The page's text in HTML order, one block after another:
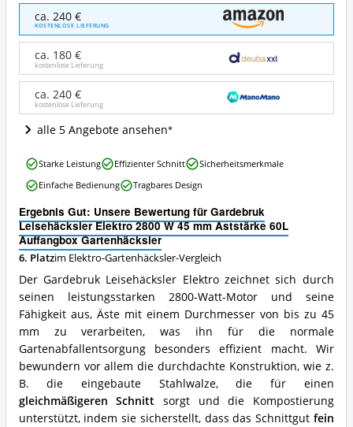
Gardebruk
Leisehäcksler
Elektro
2800
45
mm
Aststärke
60L
Auffangbox
Angebote:
Wo
ist
dieser
Elektro-
Gartenhäcksler
erhältlich?
ca. 240 €
KOSTENLOSE LIEFERUNG
ca. 180 €
kostenlose Lieferung
ca. 240 €
kostenlose Lieferung
alle 5 Angebote ansehen
Ergebnis Gut: Unsere Bewertung für Gardebruk
Leisehäcksler Elektro 2800 W 45 mm Aststärke 60L
Auffangbox Gartenhäcksler
6. Platzim Elektro-Gartenhäcksler-Vergleich
Der Gardebruk Leisehäcksler Elektro zeichnet sich durch
seinen leistungsstarken 2800-Watt-Motor und seine
Fähigkeit aus, Äste mit einem Durchmesser von bis zu 45
mm zu verarbeiten, was ihn für die normale
Gartenabfallentsorgung besonders effizient macht. Wir
bewundern vor allem die durchdachte Konstruktion, wie z.
B. die eingebaute Stahlwalze, die für einen
gleichmäßigeren Schnitt sorgt und die Kompostierung
unterstützt, indem sie sicherstellt, dass das Schnittgut fein
Gardebruk
Leisehäcksler
Elektro
W
45
mm
Aststärke
60L
Auffangbox
Gartenhäcksler
Vorteile:
Was
spricht
für
diesen
Elektro-
Gartenhäcksler?
Starke Leistung Effizienter Schnitt
Sicherheitsmerkmale
Einfache Bedienung
Tragbares Design